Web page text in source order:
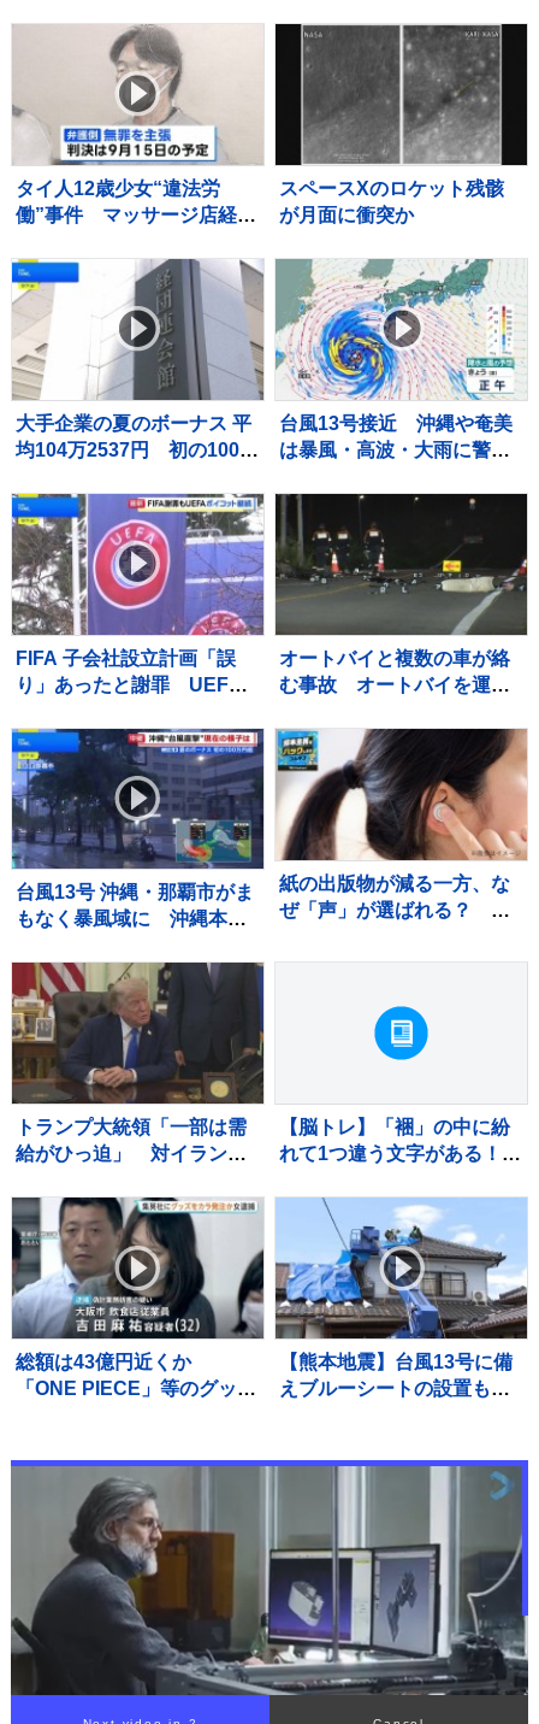
タイ人12歳少女“違法労
働”事件 マッサージ店経営
金200万円求刑 弁護側は
無罪主張
スペースXのロケット残骸
が月面に衝突か
大手企業の夏のボーナス 平
均104万2537円 初の100万
台風13号接近 沖縄や奄美
は暴風・高波・大雨に警
れも 全国的に厳しい暑さ
FIFA 子会社設立計画「誤
り」あったと謝罪 UEFA
「何も変わっていない」
オートバイと複数の車が絡
む事故 オートバイを運転
から車が逃走か 死亡ひき
逃げ事件とみて捜査 茨
城・常総市
台風13号 沖縄・那覇市がま
もなく暴風域に 沖縄本島
日運休、商業施設の休業も
【現地から報告】
紙の出版物が減る一方、な
ぜ「声」が選ばれる？
トランプ大統領「一部は需
給がひっ迫」 対イラン軍
で
【脳トレ】「裍」の中に紛
れて1つ違う文字がある！？
かな？？【違う文字を探
せ！】
総額は43億円近くか
「ONE PIECE」等のグッズ
疑いで女（32）逮捕「日々
の生活でストレスたま
り」 警視庁
【熊本地震】台風13号に備
えブルーシートの設置も人
アによる片付け始まる